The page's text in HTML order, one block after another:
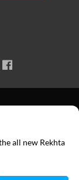
all new Rekhta